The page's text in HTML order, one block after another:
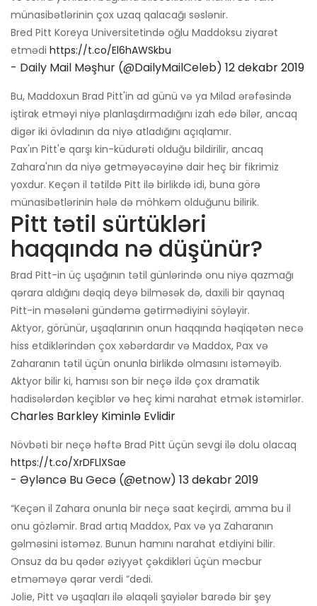
münasibətlərinin çox uzaq qalacağı səslənir.
Bred Pitt Koreya Universitetində oğlu Maddoksu ziyarət
etmədi https://t.co/El6hAWSkbu
- Daily Mail Məşhur (@DailyMailCeleb) 12 dekabr 2019
Bu, Maddoxun Brad Pitt'in ad günü və ya Milad ərəfəsində
iştirak etməyi niyə planlaşdırmadığını izah edə bilər, ancaq
digər iki övladının da niyə atladığını açıqlamır.
Pax'ın Pitt'e qarşı kin-küdurəti olduğu bildirilir, ancaq
Zahara'nın da niyə getməyəcəyinə dair heç bir fikrimiz
yoxdur. Keçən il tətildə Pitt ilə birlikdə idi, buna görə
münasibətlərinin hələ də möhkəm olduğunu bilirik.
Pitt tətil sürtükləri
haqqında nə düşünür?
Brad Pitt-in üç uşağının tətil günlərində onu niyə qazmağı
qərara aldığını dəqiq deyə bilməsək də, daxili bir qaynaq
Pitt-in məsələni gündəmə gətirmədiyini söyləyir.
Aktyor, görünür, uşaqlarının onun haqqında həqiqətən necə
hiss etdiklərindən çox xəbərdardır və Maddox, Pax və
Zaharanın tətil üçün onunla birlikdə olmasını istəməyib.
Aktyor bilir ki, hamısı son bir neçə ildə çox dramatik
hadisələrdən keçiblər və heç kimi narahat etmək istəmirlər.
Charles Barkley Kiminlə Evlidir
Növbəti bir neçə həftə Brad Pitt üçün sevgi ilə dolu olacaq
https://t.co/XrDFLlXSae
- Əyləncə Bu Gecə (@etnow) 13 dekabr 2019
“Keçən il Zahara onunla bir neçə saat keçirdi, amma bu il
onu gözləmir. Brad artıq Maddox, Pax və ya Zaharanın
gəlməsini istəməz. Bunun hamını narahat etdiyini bilir.
Onsuz da bu qədər əziyyət çəkdikləri üçün məcbur
etməməyə qərar verdi ”dedi.
Jolie, Pitt və uşaqları ilə əlaqəli şayiələr barədə bir şey